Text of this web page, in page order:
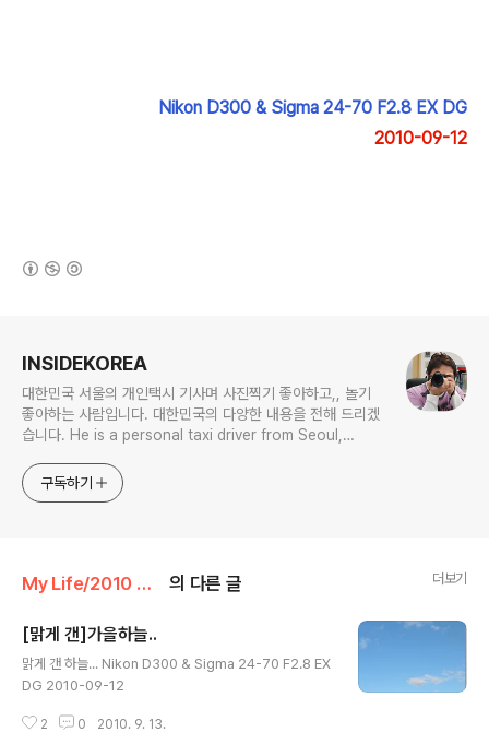
Nikon D300 & Sigma 24-70 F2.8 EX DG
2010-09-12
INSIDEKOREA
대한민국 서울의 개인택시 기사며 사진찍기 좋아하고,, 놀기
좋아하는 사람입니다. 대한민국의 다양한 내용을 전해 드리겠
습니다. He is a personal taxi driver from Seoul,
play. I will give you various contents of Korea.
구독하기
My Life/2010 하루 의 다른 글 더보기
[맑게 갠]가을하늘..
맑게 갠 하늘... Nikon D300 & Sigma 24-70 F2.8 EX
DG 2010-09-12
2 0 2010. 9. 13.